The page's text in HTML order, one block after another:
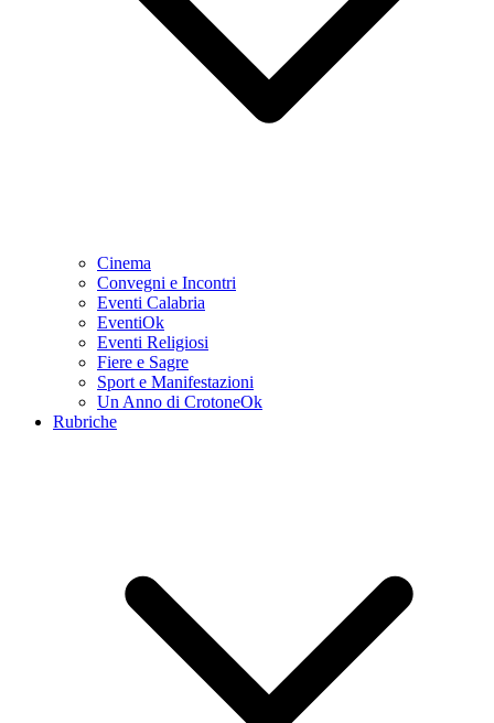
Cinema
Convegni e Incontri
Eventi Calabria
EventiOk
Eventi Religiosi
Fiere e Sagre
Sport e Manifestazioni
Un Anno di CrotoneOk
Rubriche